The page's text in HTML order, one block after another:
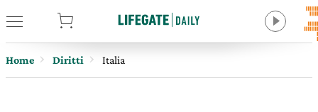
Home Diritti Italia